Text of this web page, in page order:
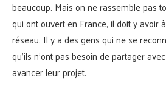
beaucoup. Mais on ne rassemble pas
qui ont ouvert en France, il doit y avoir
réseau. Il y a des gens qui ne se
qu’ils n’ont pas besoin de partager
avancer leur projet.